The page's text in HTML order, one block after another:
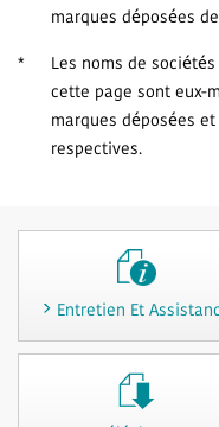
marques déposées
*
Les noms de
cette page sont eux-
marques déposées
respectives.
Entretien Et